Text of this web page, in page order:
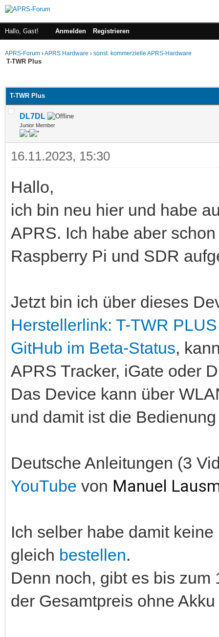
Hallo, Gast! Anmelden Registrieren
APRS-Forum ›APRS Hardware › sonst. kommerzielle APRS-Hardware
T-TWR Plus
T-TWR Plus
DL7DL
Junior Member
16.11.2023, 15:30
Hallo,
ich bin neu hier und habe
APRS. Ich habe aber
Raspberry Pi und SDR
Jetzt bin ich über dieses
Herstellerlink: T-TWR PLUS
GitHub im Beta-Status,
APRS Tracker, iGate oder
Das Device kann über
und damit ist die
Deutsche Anleitungen (3
YouTube von Manuel
Ich selber habe damit
gleich bestellen.
Denn noch, gibt es bis zum
der Gesamtpreis ohne